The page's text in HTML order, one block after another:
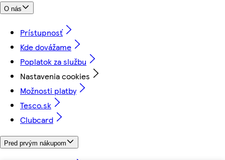
O nás
Prístupnosť
Kde dovážame
Poplatok za službu
Nastavenia cookies
Možnosti platby
Tesco.sk
Clubcard
Pred prvým nákupom